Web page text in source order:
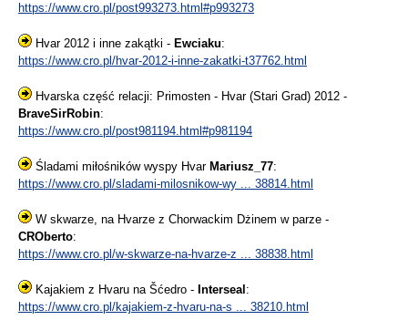
https://www.cro.pl/post993273.html#p993273
Hvar 2012 i inne zakątki - Ewciaku:
https://www.cro.pl/hvar-2012-i-inne-zakatki-t37762.html
Hvarska część relacji: Primosten - Hvar (Stari Grad) 2012 -
BraveSirRobin:
https://www.cro.pl/post981194.html#p981194
Śladami miłośników wyspy Hvar Mariusz_77:
https://www.cro.pl/sladami-milosnikow-wy ... 38814.html
W skwarze, na Hvarze z Chorwackim Dżinem w parze -
CROberto:
https://www.cro.pl/w-skwarze-na-hvarze-z ... 38838.html
Kajakiem z Hvaru na Šćedro - Interseal :
https://www.cro.pl/kajakiem-z-hvaru-na-s ... 38210.html